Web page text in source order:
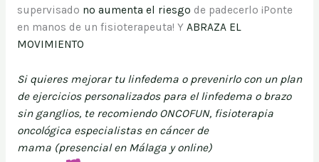
supervisado no aumenta el riesgo de padecerlo ¡Ponte
en manos de un fisioterapeuta! Y ABRAZA EL
MOVIMIENTO
Si quieres mejorar tu linfedema o prevenirlo con un plan
de ejercicios personalizados para el linfedema o brazo
sin ganglios, te recomiendo ONCOFUN, fisioterapia
oncológica especialistas en cáncer de
mama (presencial en Málaga y online)